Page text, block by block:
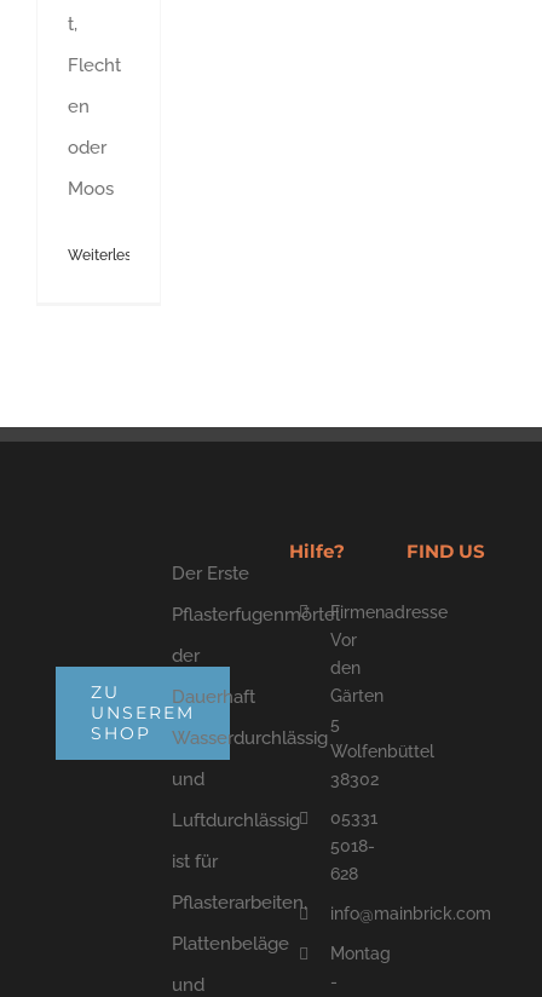
t,
Flecht
en
oder
Moos
Weiterlesen
ZU
UNSEREM
SHOP
Der Erste
Pflasterfugenmörtel
der
Dauerhaft
Wasserdurchlässig
und
Luftdurchlässig
ist für
Pflasterarbeiten,
Plattenbeläge
und
Hilfe?
Firmenadresse
Vor
den
Gärten
5
Wolfenbüttel
38302
05331
5018-
628
info@mainbrick.com
Montag
-
FIND US